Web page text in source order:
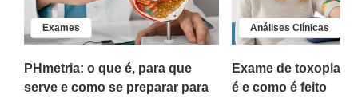
Exames
PHmetria: o que é, para que
serve e como se preparar para
Análises Clínicas
Exame de
é e como é feito